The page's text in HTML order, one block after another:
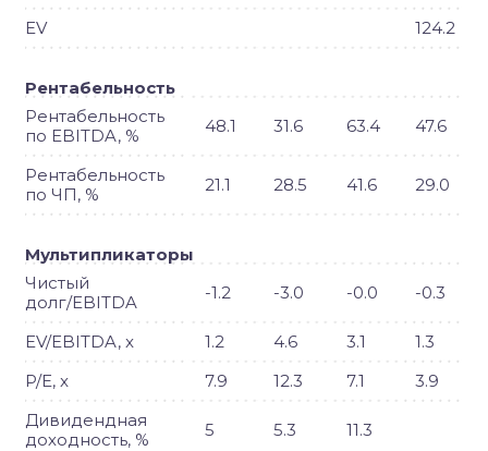
EV
124.2
Рентабельность
Рентабельность
по EBITDA, %
48.1 31.6 63.4 47.6
Рентабельность
по ЧП, %
21.1 28.5 41.6 29.0
Мультипликаторы
Чистый
долг/EBITDA
-1.2 -3.0 -0.0 -0.3
EV/EBITDA, x 1.2 4.6 3.1 1.3
P/E, x
7.9 12.3 7.1 3.9
Дивидендная
доходность, %
5 5.3 11.3